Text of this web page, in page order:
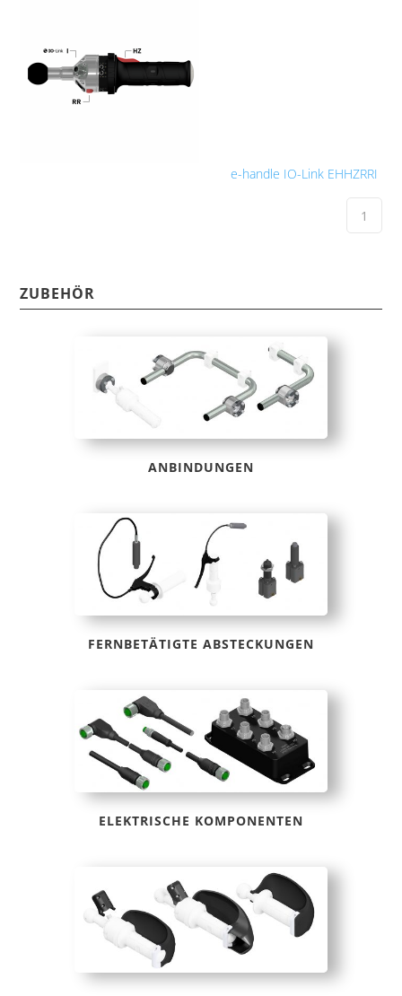
e-handle IO-Link EHHZRRI
ZUBEHÖR
ANBINDUNGEN
FERNBETÄTIGTE ABSTECKUNGEN
ELEKTRISCHE KOMPONENTEN